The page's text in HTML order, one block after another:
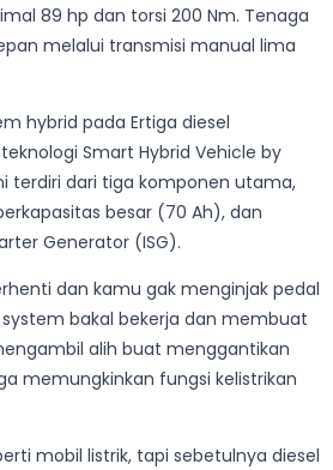
89 hp dan torsi 200 Nm. Tenaga
melalui transmisi manual lima
hybrid pada Ertiga diesel
Smart Hybrid Vehicle by
terdiri dari tiga komponen utama,
besar (70 Ah), dan
Generator (ISG).
dan kamu gak menginjak pedal
bakal bekerja dan membuat
alih buat menggantikan
memungkinkan fungsi kelistrikan
mobil listrik, tapi sebetulnya diesel